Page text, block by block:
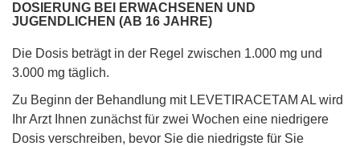
DOSIERUNG BEI ERWACHSENEN UND
JUGENDLICHEN (AB 16 JAHRE)
Die Dosis beträgt in der Regel zwischen 1.000 mg und
3.000 mg täglich.
Zu Beginn der Behandlung mit LEVETIRACETAM AL wird
Ihr Arzt Ihnen zunächst für zwei Wochen eine niedrigere
Dosis verschreiben, bevor Sie die niedrigste für Sie